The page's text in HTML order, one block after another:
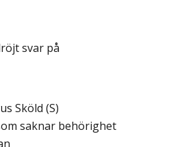
svar på
Sköld (S)
saknar behörighet